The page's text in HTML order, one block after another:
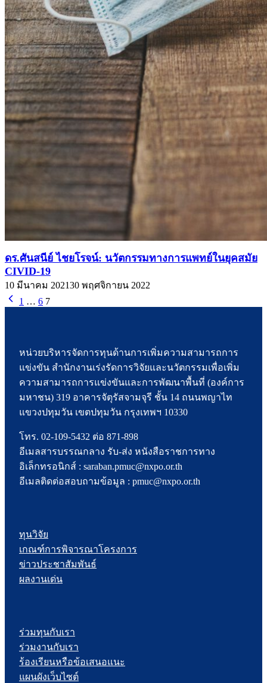
ดร.ศันสนีย์ ไชยโรจน์: นวัตกรรมทางการแพทย์ในยุคสมัย
CIVID-19
10 มีนาคม 202130 พฤศจิกายน 2022
1 … 6 7
หน่วยบริหารจัดการทุนด้านการเพิ่มความสามารถการ
แข่งขัน สำนักงานเร่งรัดการวิจัยและนวัตกรรมเพื่อเพิ่ม
ความสามารถการแข่งขันและการพัฒนาพื้นที่ (องค์การ
มหาชน) 319 อาคารจัตุรัสจามจุรี ชั้น 14 ถนนพญาไท
แขวงปทุมวัน เขตปทุมวัน กรุงเทพฯ 10330
โทร. 02-109-5432 ต่อ 871-898
อีเมลสารบรรณกลาง รับ-ส่ง หนังสือราชการทาง
อิเล็กทรอนิกส์ : saraban.pmuc@nxpo.or.th
อีเมลติดต่อสอบถามข้อมูล : pmuc@nxpo.or.th
ทุนวิจัย
เกณฑ์การพิจารณาโครงการ
ข่าวประชาสัมพันธ์
ผลงานเด่น
ร่วมทุนกับเรา
ร่วมงานกับเรา
ร้องเรียนหรือข้อเสนอแนะ
แผนผังเว็บไซต์